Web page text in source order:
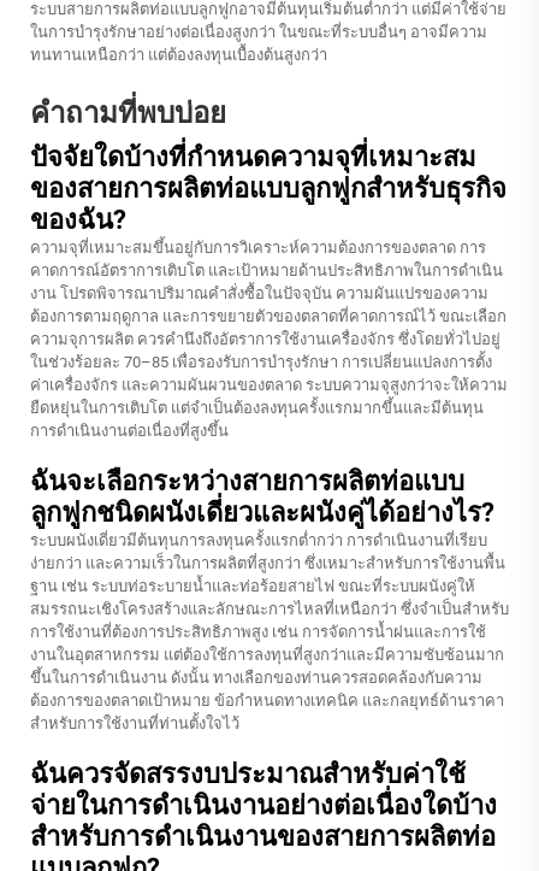
ระบบสายการผลิตท่อแบบลูกฟูกอาจมีต้นทุนเริ่มต้นต่ำกว่า แต่มีค่าใช้จ่าย
ในการบำรุงรักษาอย่างต่อเนื่องสูงกว่า ในขณะที่ระบบอื่นๆ อาจมีความ
ทนทานเหนือกว่า แต่ต้องลงทุนเบื้องต้นสูงกว่า
คำถามที่พบบ่อย
ปัจจัยใดบ้างที่กำหนดความจุที่เหมาะสม
ของสายการผลิตท่อแบบลูกฟูกสำหรับธุรกิจ
ของฉัน?
ความจุที่เหมาะสมขึ้นอยู่กับการวิเคราะห์ความต้องการของตลาด การ
คาดการณ์อัตราการเติบโต และเป้าหมายด้านประสิทธิภาพในการดำเนิน
งาน โปรดพิจารณาปริมาณคำสั่งซื้อในปัจจุบัน ความผันแปรของความ
ต้องการตามฤดูกาล และการขยายตัวของตลาดที่คาดการณ์ไว้ ขณะเลือก
ความจุการผลิต ควรคำนึงถึงอัตราการใช้งานเครื่องจักร ซึ่งโดยทั่วไปอยู่
ในช่วงร้อยละ 70–85 เพื่อรองรับการบำรุงรักษา การเปลี่ยนแปลงการตั้ง
ค่าเครื่องจักร และความผันผวนของตลาด ระบบความจุสูงกว่าจะให้ความ
ยืดหยุ่นในการเติบโต แต่จำเป็นต้องลงทุนครั้งแรกมากขึ้นและมีต้นทุน
การดำเนินงานต่อเนื่องที่สูงขึ้น
ฉันจะเลือกระหว่างสายการผลิตท่อแบบ
ลูกฟูกชนิดผนังเดี่ยวและผนังคู่ได้อย่างไร?
ระบบผนังเดี่ยวมีต้นทุนการลงทุนครั้งแรกต่ำกว่า การดำเนินงานที่เรียบ
ง่ายกว่า และความเร็วในการผลิตที่สูงกว่า ซึ่งเหมาะสำหรับการใช้งานพื้น
ฐาน เช่น ระบบท่อระบายน้ำและท่อร้อยสายไฟ ขณะที่ระบบผนังคู่ให้
สมรรถนะเชิงโครงสร้างและลักษณะการไหลที่เหนือกว่า ซึ่งจำเป็นสำหรับ
การใช้งานที่ต้องการประสิทธิภาพสูง เช่น การจัดการน้ำฝนและการใช้
งานในอุตสาหกรรม แต่ต้องใช้การลงทุนที่สูงกว่าและมีความซับซ้อนมาก
ขึ้นในการดำเนินงาน ดังนั้น ทางเลือกของท่านควรสอดคล้องกับความ
ต้องการของตลาดเป้าหมาย ข้อกำหนดทางเทคนิค และกลยุทธ์ด้านราคา
สำหรับการใช้งานที่ท่านตั้งใจไว้
ฉันควรจัดสรรงบประมาณสำหรับค่าใช้
จ่ายในการดำเนินงานอย่างต่อเนื่องใดบ้าง
สำหรับการดำเนินงานของสายการผลิตท่อ